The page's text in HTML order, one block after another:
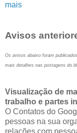
mais
Avisos
Os avisos abaixo foram
mais detalhes nas postagens do
Visualização de
trabalho e partes
O Contatos do
pessoas na sua
relações com